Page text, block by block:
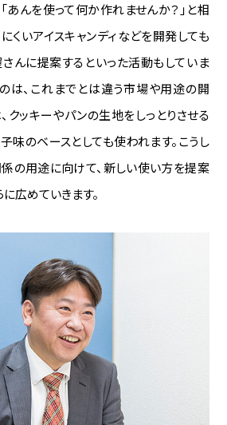
あんを使って何か作れませんか？」と相
くいアイスキャンディなどを開発しても
んに提案するといった活動もしていま
は、これまでとは違う市場や用途の開
クッキーやパンの生地をしっとりさせる
味のベースとしても使われます。こうし
の用途に向けて、新しい使い方を提案
広めていきます。